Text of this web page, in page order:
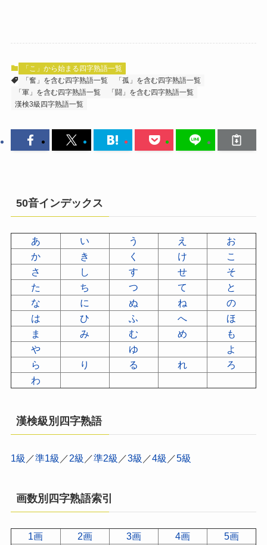
「こ」から始まる四字熟語一覧
「奮」を含む四字熟語一覧
「孤」を含む四字熟語一覧
「軍」を含む四字熟語一覧
「闘」を含む四字熟語一覧
漢検3級四字熟語一覧
50音インデックス
あ い う え
お
か
き く け
こ
さ
し す せ
そ
た
ち つ て
と
な
に ぬ ね
の
は
ひ ふ へ
ほ
ま
み む め
も
や
ゆ
よ
ら
り る れ
ろ
わ
漢検級別四字熟語
1級 ／準1級 ／2級 ／準2級 ／3級 ／4級 ／5級
画数別四字熟語索引
1画 2画 3画 4画
5画